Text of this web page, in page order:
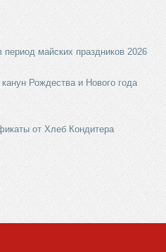
майских праздников 2026
Рождества и Нового года
от Хлеб Кондитера